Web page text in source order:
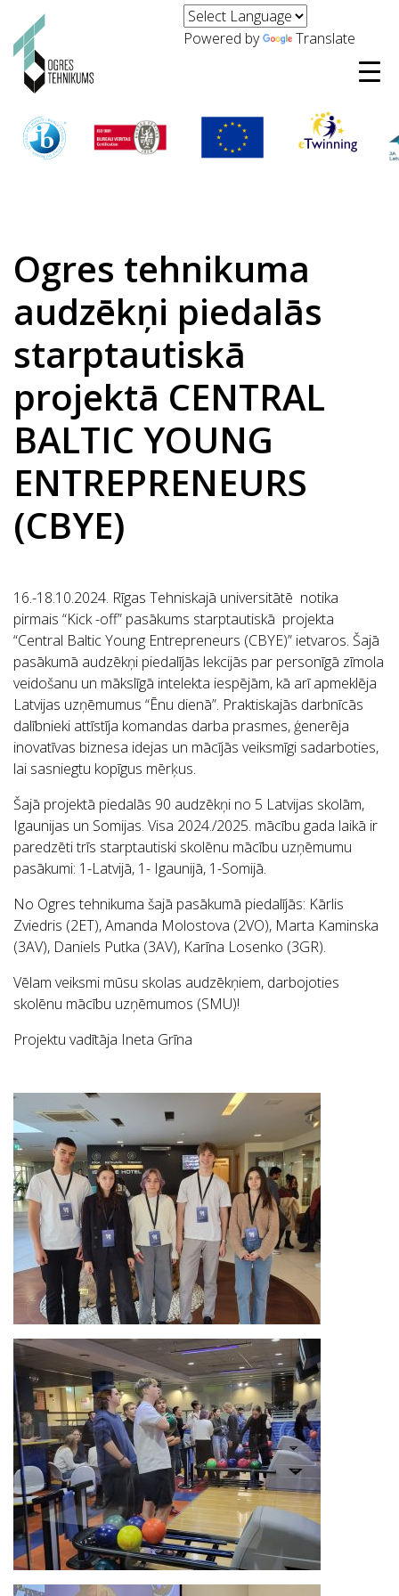
Powered by Translate
Ogres tehnikuma
audzēkņi piedalās
starptautiskā
projektā CENTRAL
BALTIC YOUNG
ENTREPRENEURS
(CBYE)
16.-18.10.2024. Rīgas Tehniskajā universitātē notika
pirmais “Kick -off” pasākums starptautiskā projekta
“Central Baltic Young Entrepreneurs (CBYE)” ietvaros. Šajā
pasākumā audzēkņi piedalījās lekcijās par personīgā zīmola
veidošanu un mākslīgā intelekta iespējām, kā arī apmeklēja
Latvijas uzņēmumus “Ēnu dienā”. Praktiskajās darbnīcās
dalībnieki attīstīja komandas darba prasmes, ģenerēja
inovatīvas biznesa idejas un mācījās veiksmīgi sadarboties,
lai sasniegtu kopīgus mērķus.
Šajā projektā piedalās 90 audzēkņi no 5 Latvijas skolām,
Igaunijas un Somijas. Visa 2024./2025. mācību gada laikā ir
paredzēti trīs starptautiski skolēnu mācību uzņēmumu
pasākumi: 1-Latvijā, 1- Igaunijā, 1-Somijā.
No Ogres tehnikuma šajā pasākumā piedalījās: Kārlis
Zviedris (2ET), Amanda Molostova (2VO), Marta Kaminska
(3AV), Daniels Putka (3AV), Karīna Losenko (3GR).
Vēlam veiksmi mūsu skolas audzēkņiem, darbojoties
skolēnu mācību uzņēmumos (SMU)!
Projektu vadītāja Ineta Grīna